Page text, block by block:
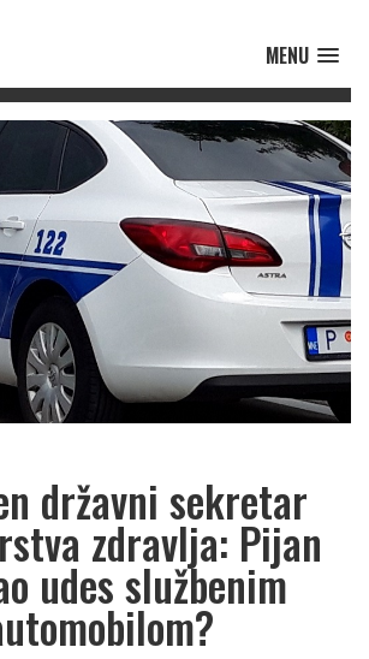
MENU
državni sekretar
zdravlja: Pijan
udes službenim